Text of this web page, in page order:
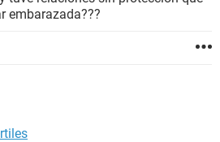
embarazada???